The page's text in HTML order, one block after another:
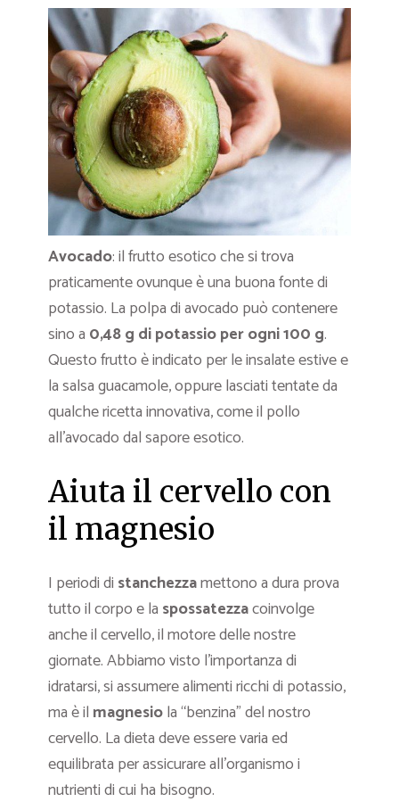
Avocado: il frutto esotico che si trova
praticamente ovunque è una buona fonte di
potassio. La polpa di avocado può contenere
sino a 0,48 g di potassio per ogni 100 g.
Questo frutto è indicato per le insalate estive e
la salsa guacamole, oppure lasciati tentate da
qualche ricetta innovativa, come il pollo
all’avocado dal sapore esotico.
Aiuta il cervello con
il magnesio
I periodi di stanchezzamettono a dura prova
tutto il corpo e la spossatezzacoinvolge
anche il cervello, il motore delle nostre
giornate. Abbiamo visto l’importanza di
idratarsi, si assumere alimenti ricchi di potassio,
ma è il magnesiola “benzina” del nostro
cervello. La dieta deve essere varia ed
equilibrata per assicurare all’organismo i
nutrienti di cui ha bisogno.